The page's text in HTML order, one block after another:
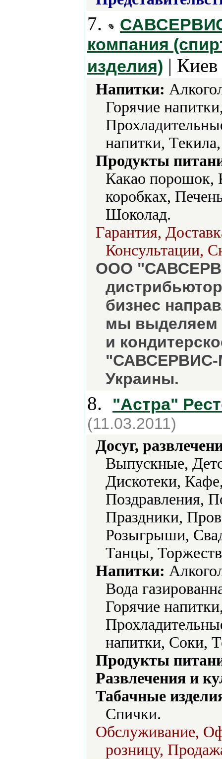
7.
компания
изделия) |
Напитки:
Горячие
напитки,
Продукты
Какао порошок,
коробках,
Шоколад.
Гарантия,
Консультации,
ООО
бизнес
мы выделяем
и
"САВСЕРВИС-
Украины.
8. "Астра"
(11.03.2011)
Досуг,
Выпускные,
Дискотеки,
Поздравления,
Праздники,
Розыгрыши,
Танцы,
Напитки:
Вода
Горячие
напитки, Соки,
Продукты
Развлечения и
Табачные
Спички.
Обслуживание,
розницу,